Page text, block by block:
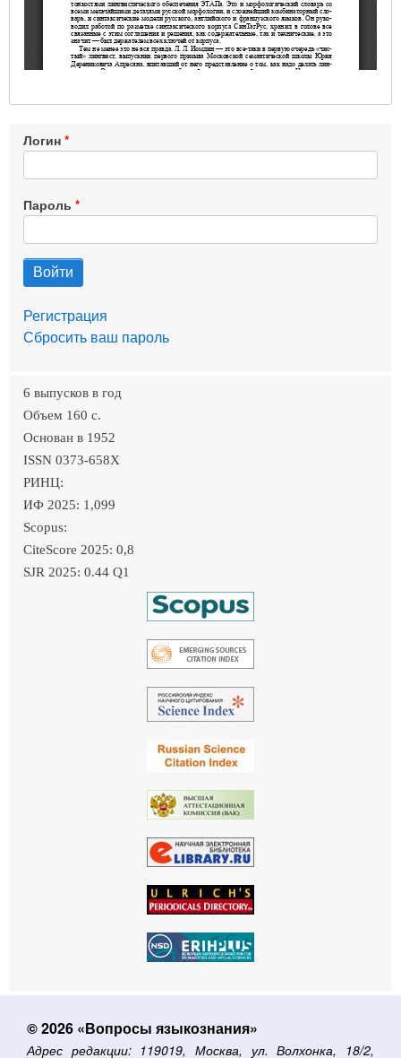
Логин
Пароль
Регистрация
Сбросить ваш пароль
6 выпусков в год
Объем 160 c.
Основан в 1952
ISSN 0373-658X
РИНЦ:
ИФ 2025: 1,099
Scopus:
CiteScore 2025: 0,8
SJR 2025: 0.44 Q1
© 2026 «Вопросы языкознания»
Адрес редакции: 119019, Москва, ул. Волхонка, 18/2,